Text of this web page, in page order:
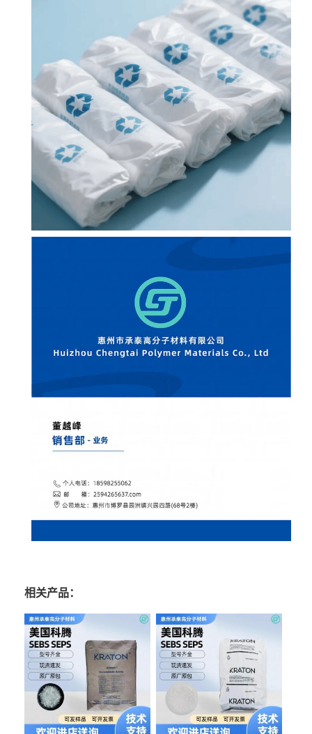
相关产品：